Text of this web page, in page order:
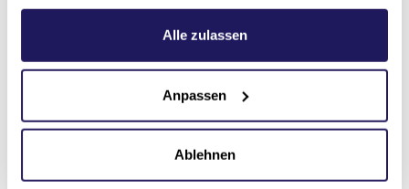
Weitere Informationen hierzu finden Sie in unserer
.
Alle zulassen
Anpassen
Ablehnen
auch spezialisierte Fachbereiche und Zentren.
Über die Johannesstift
Die Johannesstift Diakonie gAG ist das größte
konfessionelle Gesundheits- und
Sozialunternehmen in der Region Berlin und